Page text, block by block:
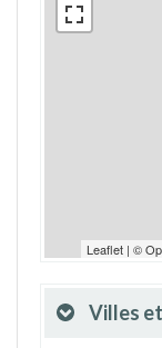
Leaflet | ©
Villes